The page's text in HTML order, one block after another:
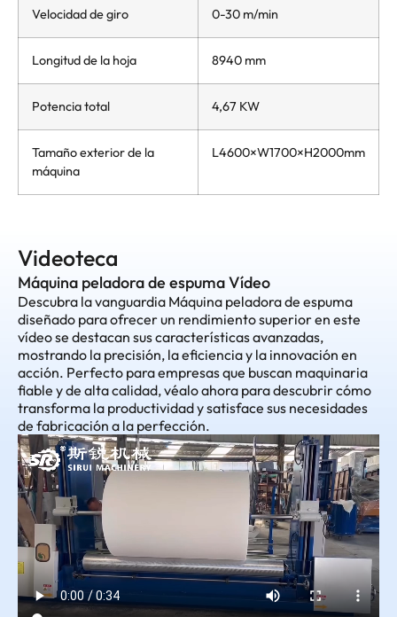
Velocidad de giro 0-30 m/min
Longitud de la hoja 8940 mm
Potencia total 4,67 KW
Tamaño exterior de la
máquina
L4600×W1700×H2000mm
Videoteca
Máquina peladora de espuma Vídeo
Descubra la vanguardia Máquina peladora de espuma
diseñado para ofrecer un rendimiento superior en este
vídeo se destacan sus características avanzadas,
mostrando la precisión, la eficiencia y la innovación en
acción. Perfecto para empresas que buscan maquinaria
fiable y de alta calidad, véalo ahora para descubrir cómo
transforma la productividad y satisface sus necesidades
de fabricación a la perfección.